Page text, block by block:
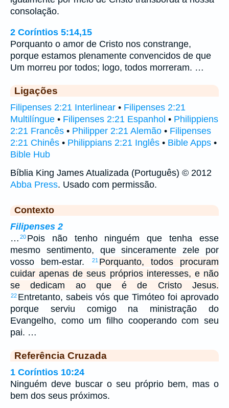
consolação.
2 Coríntios 5:14,15
Porquanto o amor de Cristo nos constrange,
porque estamos plenamente convencidos de que
Um morreu por todos; logo, todos morreram. …
Ligações
Filipenses 2:21 Interlinear • Filipenses 2:21
Multilíngue • Filipenses 2:21 Espanhol • Philippiens
2:21 Francês • Philipper 2:21 Alemão • Filipenses
2:21 Chinês • Philippians 2:21 Inglês • Bible Apps •
Bible Hub
Bíblia King James Atualizada (Português) © 2012
Abba Press. Usado com permissão.
Contexto
Filipenses 2
… 20 Pois não tenho ninguém que tenha esse
mesmo sentimento, que sinceramente zele por
vosso bem-estar.
21 Porquanto, todos procuram
cuidar apenas de seus próprios interesses, e não
se dedicam ao que é de Cristo Jesus.
22 Entretanto, sabeis vós que Timóteo foi aprovado
porque serviu comigo na ministração do
Evangelho, como um filho cooperando com seu
pai. …
Referência Cruzada
1 Coríntios 10:24
Ninguém deve buscar o seu próprio bem, mas o
bem dos seus próximos.